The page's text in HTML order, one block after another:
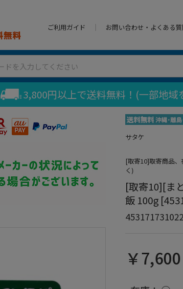
ご利用ガイド お問い合わせ・よくある
3,800円以上で送料無料！(一部地域
サタケ
[取寄10]取寄商品
く)
[取寄10][ま
飯 100g
￥7,600